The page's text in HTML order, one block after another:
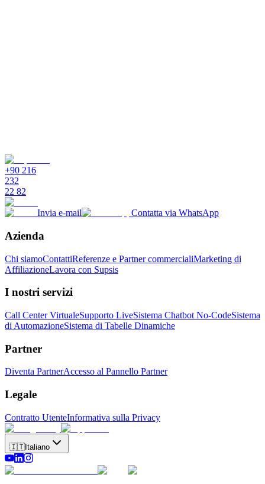
+90 216
232
22 82
Invia e-mail Contatta via WhatsApp
Azienda
Chi siamoContattiReferenze e Partner commercialiMarketing di
AffiliazioneLavora con Supsis
I nostri servizi
Call Center VirtualeSupporto LiveSistema Chatbot No-CodeSistema
di AutomazioneSistema di Tabelle Dinamiche
Partner
Diventa PartnerAccesso al Pannello Partner
Legale
Contratto UtenteInformativa sulla Privacy
🇮🇹Italiano